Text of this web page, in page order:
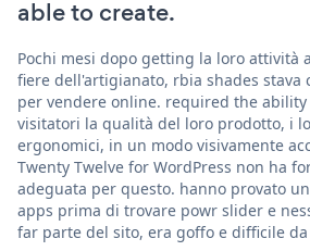
able to create.
Pochi mesi dopo getting la loro attività
fiere dell'artigianato, rbia shades stava
per vendere online. required the
visitatori la qualità del loro prodotto, i
ergonomici, in un modo visivamente
Twenty Twelve for WordPress non ha
adeguata per questo. hanno provato
apps prima di trovare powr slider e
far parte del sito, era goffo e difficile da